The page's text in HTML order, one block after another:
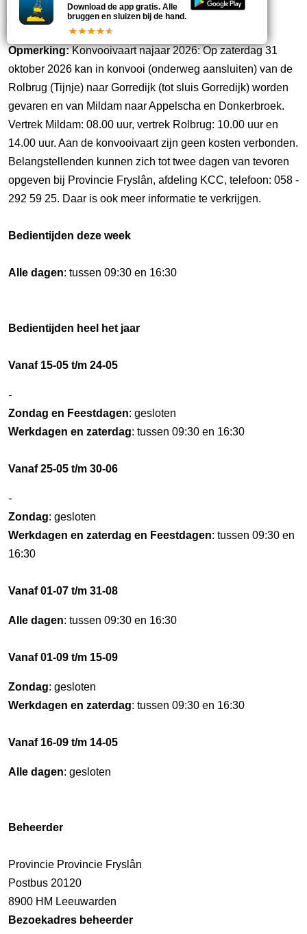
Geen opmerkingen
Opmerking:Konvooivaart najaar 2026: Op zaterdag 31
oktober 2026 kan in konvooi (onderweg aansluiten) van de
Rolbrug (Tijnje) naar Gorredijk (tot sluis Gorredijk) worden
gevaren en van Mildam naar Appelscha en Donkerbroek.
Vertrek Mildam: 08.00 uur, vertrek Rolbrug: 10.00 uur en
14.00 uur. Aan de konvooivaart zijn geen kosten verbonden.
Belangstellenden kunnen zich tot twee dagen van tevoren
opgeven bij Provincie Fryslân, afdeling KCC, telefoon: 058 -
292 59 25. Daar is ook meer informatie te verkrijgen.
Bedientijden deze week
Alle dagen: tussen 09:30 en 16:30
Bedientijden heel het jaar
Vanaf 15-05 t/m 24-05
-
Zondag en Feestdagen: gesloten
Werkdagen en zaterdag: tussen 09:30 en 16:30
Vanaf 25-05 t/m 30-06
-
Zondag: gesloten
Werkdagen en zaterdag en Feestdagen: tussen 09:30 en
16:30
Vanaf 01-07 t/m 31-08
Alle dagen: tussen 09:30 en 16:30
Vanaf 01-09 t/m 15-09
Zondag: gesloten
Werkdagen en zaterdag: tussen 09:30 en 16:30
Vanaf 16-09 t/m 14-05
Alle dagen: gesloten
Beheerder
Provincie Provincie Fryslân
Postbus 20120
8900 HM Leeuwarden
Bezoekadres beheerder
Download de app gratis. Alle
bruggen en sluizen bij de hand.